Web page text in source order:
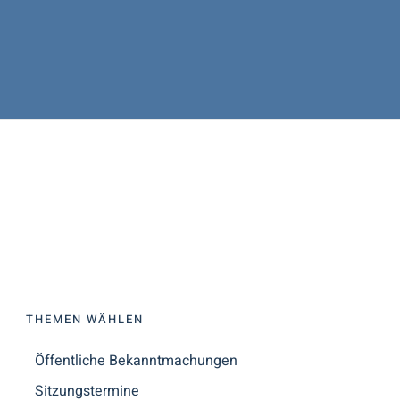
THEMEN WÄHLEN
Öffentliche Bekanntmachungen
Sitzungstermine